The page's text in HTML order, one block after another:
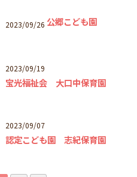
2023/09/26 公郷こども園
2023/09/19
宝光福祉会 大口中保育園
2023/09/07
認定こども園 志紀保育園